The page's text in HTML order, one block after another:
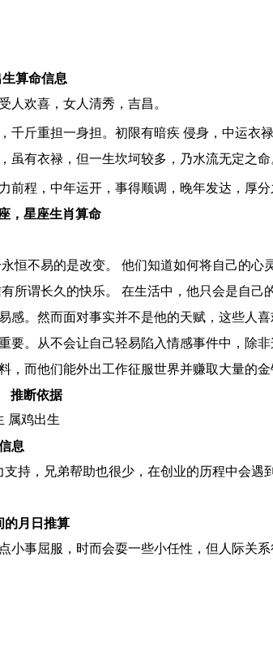
生算命信息
人欢喜，女人清秀，吉昌。
千斤重担一身担。初限有暗疾 侵身，中运衣
有衣禄，但一生坎坷较多，乃水流无定之命
程，中年运开，事得顺调，晚年发达，厚分
，星座生肖算命
恒不易的是改变。 他们知道如何将自己的心
所谓长久的快乐。 在生活中，他只会是自己
感。然而面对事实并不是他的天赋，这些人
。从不会让自己轻易陷入情感事件中，除
而他们能外出工作征服世界并赚取大量的金
推断依据
属鸡出生
息
持，兄弟帮助也很少，在创业的历程中会遇
的月日推算
小事屈服，时而会耍一些小任性，但人际关